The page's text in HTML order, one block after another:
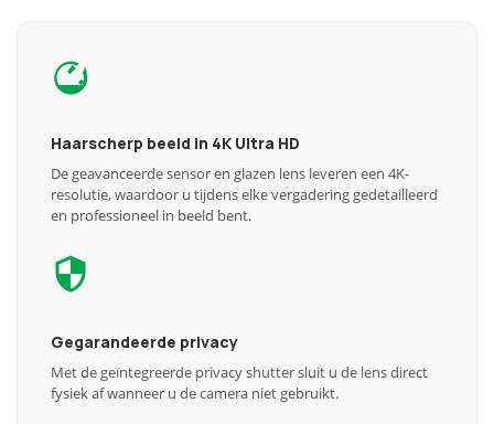
Haarscherp beeld in 4K Ultra HD
De geavanceerde sensor en glazen lens leveren een 4K-
resolutie, waardoor u tijdens elke vergadering gedetailleerd
en professioneel in beeld bent.
Gegarandeerde privacy
Met de geïntegreerde privacy shutter sluit u de lens direct
fysiek af wanneer u de camera niet gebruikt.